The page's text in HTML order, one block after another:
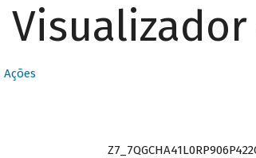
Ações